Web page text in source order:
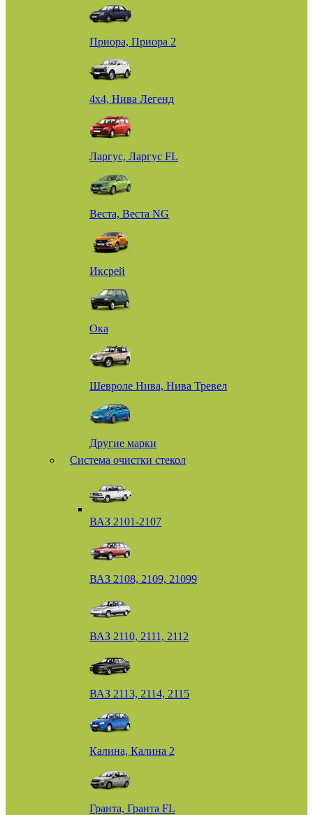
Приора, Приора 2
4х4, Нива Легенд
Ларгус, Ларгус FL
Веста, Веста NG
Иксрей
Ока
Шевроле Нива, Нива Тревел
Другие марки
Система очистки стекол
ВАЗ 2101-2107
ВАЗ 2108, 2109, 21099
ВАЗ 2110, 2111, 2112
ВАЗ 2113, 2114, 2115
Калина, Калина 2
Гранта, Гранта FL